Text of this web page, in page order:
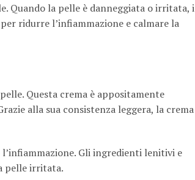
Quando la pelle è danneggiata o irritata, i
ridurre l’infiammazione e calmare la
Questa crema è appositamente
alla sua consistenza leggera, la crema
Gli ingredienti lenitivi e
pelle irritata.